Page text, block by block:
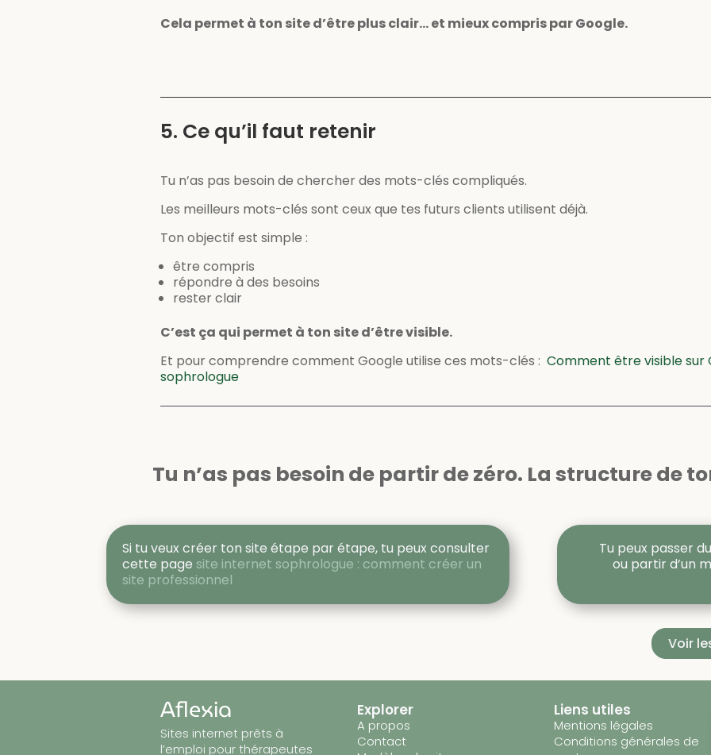
Cela permet à ton site d’être plus clair… et mieux compris par Google.
5. Ce qu’il faut retenir
Tu n’as pas besoin de chercher des mots-clés compliqués.
Les meilleurs mots-clés sont ceux que tes futurs clients utilisent déjà.
Ton objectif est simple :
être compris
répondre à des besoins
rester clair
C’est ça qui permet à ton site d’être visible.
Et pour comprendre comment Google utilise ces mots-clés : Comment être visible sur
sophrologue
Tu n’as pas besoin de partir de zéro. La structure de
Si tu veux créer ton site étape par étape, tu peux consulter
cette page site internet sophrologue : comment créer un
site professionnel
Tu peux passer
ou partir d’un
Voir
Aflexia
Sites internet prêts à
l’emploi pour thérapeutes
Explorer
A propos
Contact
Liens utiles
Mentions légales
Conditions générales de